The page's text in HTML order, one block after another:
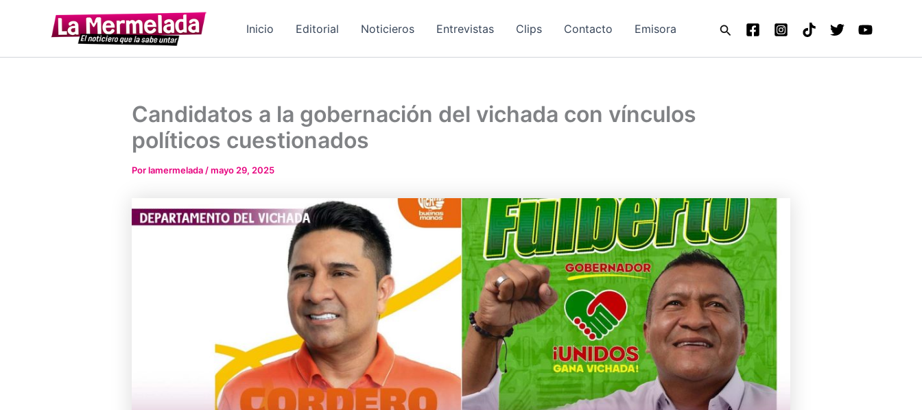
Inicio Editorial Noticieros Entrevistas Clips Contacto Emisora Buscar
Candidatos a la gobernación del vichada con vínculos
políticos cuestionados
Porlamermelada/mayo 29, 2025